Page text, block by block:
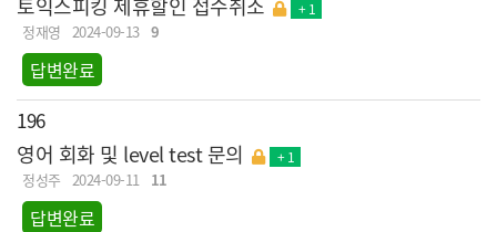
토익스피킹 제휴할인 접수취소 + 1
정재영 2024-09-13 9
답변완료
196
영어 회화 및 level test 문의 + 1
정성주 2024-09-11 11
답변완료